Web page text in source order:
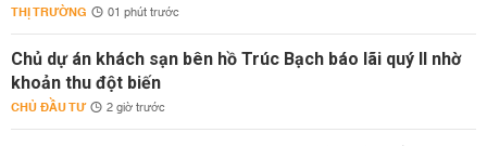
THỊ TRƯỜNG 01 phút trước
Chủ dự án khách sạn bên hồ Trúc Bạch báo lãi quý II nhờ
khoản thu đột biến
CHỦ ĐẦU TƯ 2 giờ trước